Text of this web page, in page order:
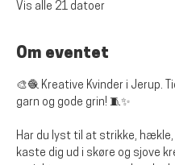
Vis alle 21 datoer
Om eventet
🎨🧶 Kreative Kvinder i Jerup.
garn og gode grin! 🧵✨
Har du lyst til at strikke, hækle,
kaste dig ud i skøre og sjove